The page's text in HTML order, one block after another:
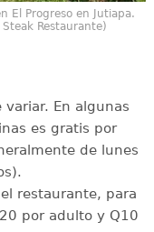
El Progreso en Jutiapa.
Steak Restaurante)
En algunas
es gratis por
de lunes
restaurante, para
por adulto y Q10